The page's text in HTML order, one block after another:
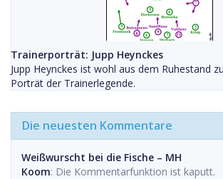
Trainerporträt: Jupp Heynckes
Jupp Heynckes ist wohl aus dem Ruhestand
Porträt der Trainerlegende.
Die neuesten Kommentare
Weißwurscht bei die Fische – MH
Koom: Die Kommentarfunktion ist kaputt.